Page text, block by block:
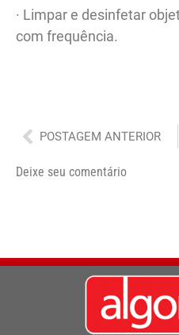
· Limpar e desinfetar
com frequência.
Anterior
POSTAGEM ANTERIOR
Deixe seu comentário